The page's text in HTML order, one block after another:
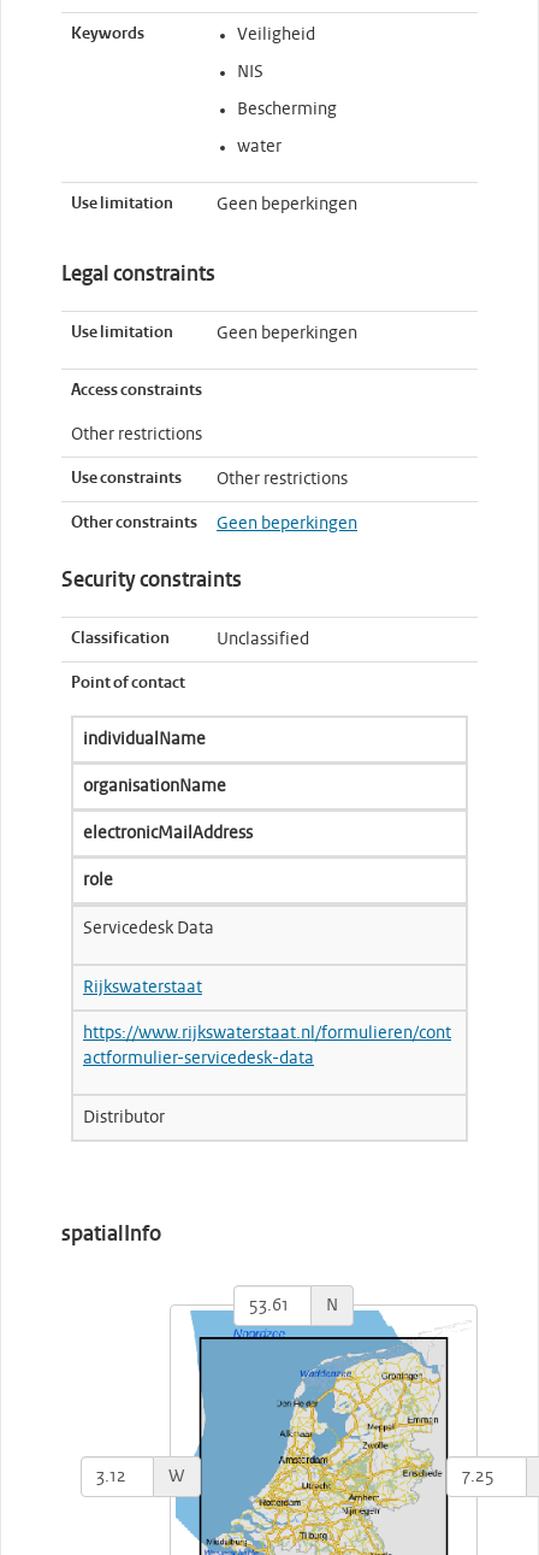
Keywords Veiligheid
NIS
Bescherming
water
Use limitation Geen beperkingen
Legal constraints
Use limitation Geen beperkingen
Access constraints
Other restrictions
Use constraints Other restrictions
Other constraints Geen beperkingen
Security constraints
Classification Unclassified
Point of contact
individualName
organisationName
electronicMailAddress
role
Servicedesk Data
Rijkswaterstaat
https://www.rijkswaterstaat.nl/formulieren/cont
actformulier-servicedesk-data
Distributor
spatialInfo
N
W